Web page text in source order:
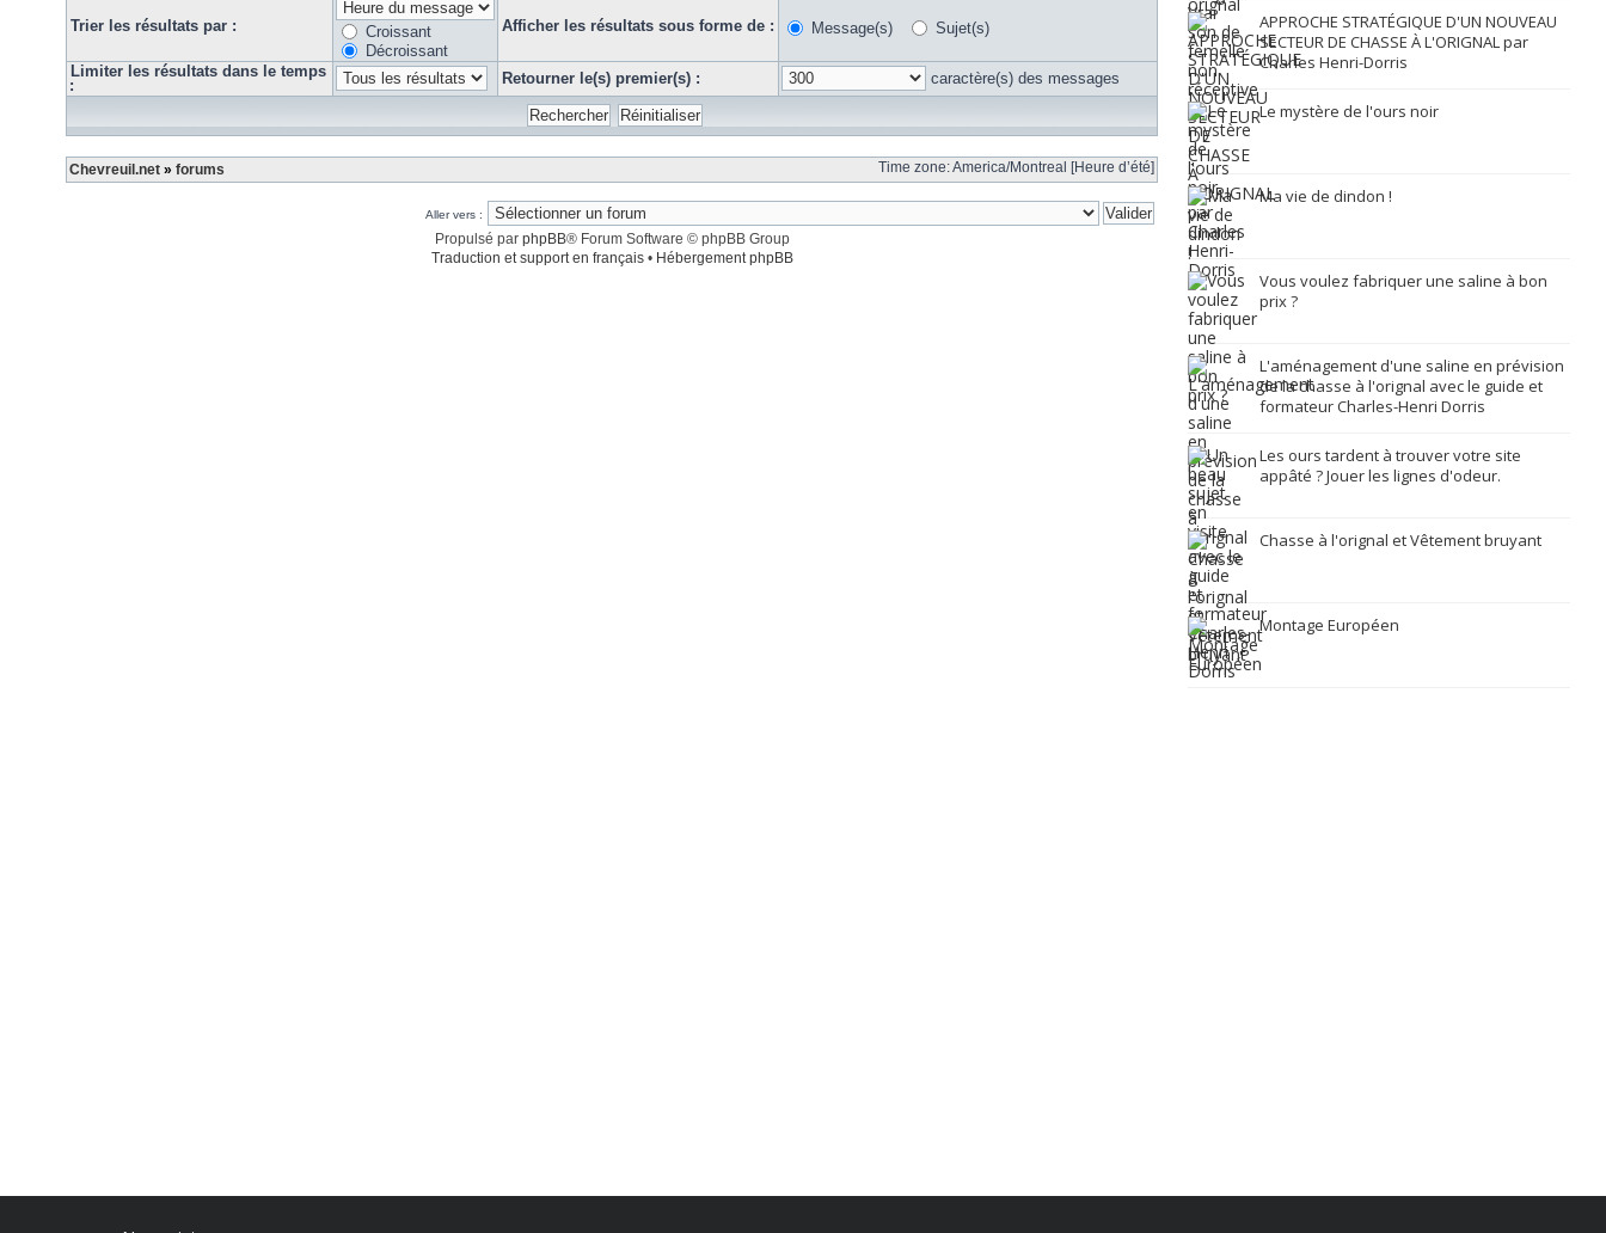
Trier les résultats par :
Croissant
Décroissant
Afficher les résultats sous forme de : Message(s) Sujet(s)
Limiter les résultats dans le temps
:
Retourner le(s) premier(s) : caractère(s) des messages
Chevreuil.net » forums Time zone: America/Montreal [Heure d’été]
Aller vers :
Propulsé par phpBB® Forum Software © phpBB Group
Traduction et support en français• Hébergement phpBB
APPROCHE STRATÉGIQUE D'UN NOUVEAU
SECTEUR DE CHASSE À L'ORIGNAL par
Charles Henri-Dorris
Le mystère de l'ours noir
Ma vie de dindon !
Vous voulez fabriquer une saline à bon
prix ?
L'aménagement d'une saline en prévision
de la chasse à l'orignal avec le guide et
formateur Charles-Henri Dorris
Les ours tardent à trouver votre site
appâté ? Jouer les lignes d'odeur.
Chasse à l'orignal et Vêtement bruyant
Montage Européen